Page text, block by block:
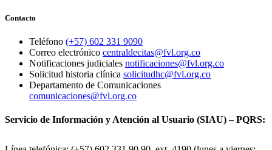
Contacto
Teléfono (+57) 602 331 9090
Correo electrónico centraldecitas@fvl.org.co
Notificaciones judiciales notificaciones@fvl.org.co
Solicitud historia clínica solicitudhc@fvl.org.co
Departamento de Comunicaciones
comunicaciones@fvl.org.co
Servicio de Información y Atención al Usuario (SIAU) – PQRS: